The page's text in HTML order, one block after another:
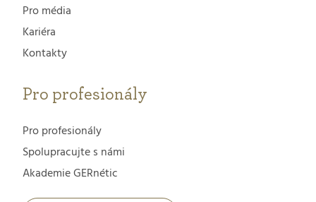
Pro média
Kariéra
Kontakty
Pro profesionály
Pro profesionály
Spolupracujte s námi
Akademie GERnétic